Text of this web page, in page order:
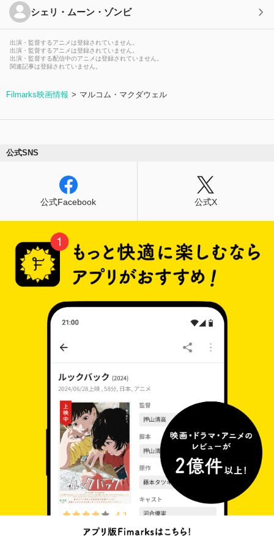
シェリ・ムーン・ゾンビ
出演・監督するアニメは登録されていません。
出演・監督するアニメは登録されていません。
出演・監督する配信中のアニメは登録されていません。
関連記事は登録されていません。
Filmarks映画情報 マルコム・マクダウェル
公式SNS
公式Facebook 公式X